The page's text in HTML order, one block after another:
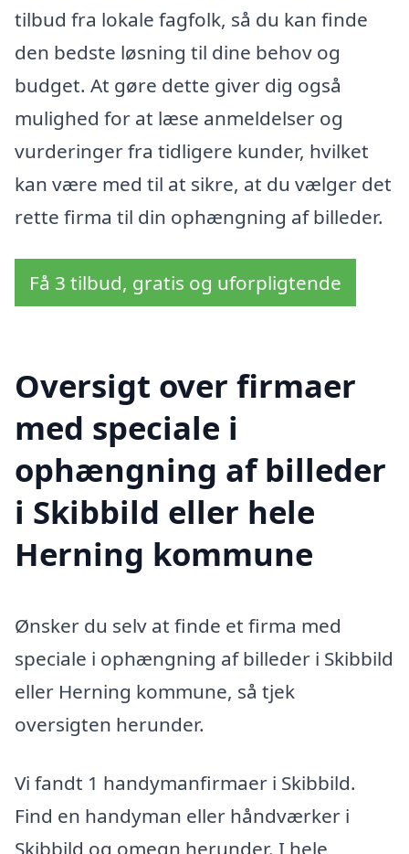
tilbud fra lokale fagfolk, så du kan finde
den bedste løsning til dine behov og
budget. At gøre dette giver dig også
mulighed for at læse anmeldelser og
vurderinger fra tidligere kunder, hvilket
kan være med til at sikre, at du vælger det
rette firma til din ophængning af billeder.
Få 3 tilbud, gratis og uforpligtende
Oversigt over firmaer
med speciale i
ophængning af billeder
i Skibbild eller hele
Herning kommune
Ønsker du selv at finde et firma med
speciale i ophængning af billeder i Skibbild
eller Herning kommune, så tjek
oversigten herunder.
Vi fandt 1 handymanfirmaer i Skibbild.
Find en handyman eller håndværker i
Skibbild og omegn herunder. I hele